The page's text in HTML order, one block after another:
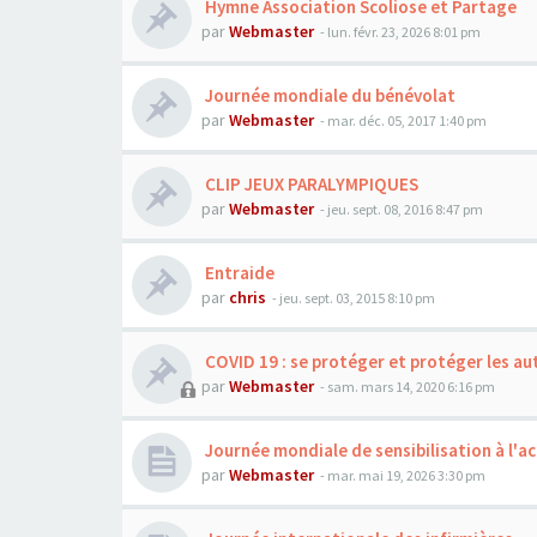
Hymne Association Scoliose et Partage
parWebmaster - lun. févr. 23, 2026 8:01 pm
Journée mondiale du bénévolat
parWebmaster - mar. déc. 05, 2017 1:40 pm
CLIP JEUX PARALYMPIQUES
parWebmaster - jeu. sept. 08, 2016 8:47 pm
Entraide
par chris - jeu. sept. 03, 2015 8:10 pm
COVID 19 : se protéger et protéger les
parWebmaster - sam. mars 14, 2020 6:16 pm
Journée mondiale de sensibilisation à
parWebmaster - mar. mai 19, 2026 3:30 pm